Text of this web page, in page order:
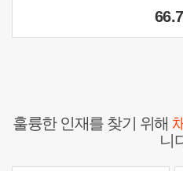
훌륭한 인재를 찾기 위해
니